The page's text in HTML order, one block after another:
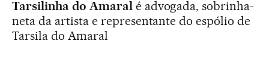
Tarsilinha do Amaral é advogada, sobrinha-
neta da artista e representante do espólio de
Tarsila do Amaral